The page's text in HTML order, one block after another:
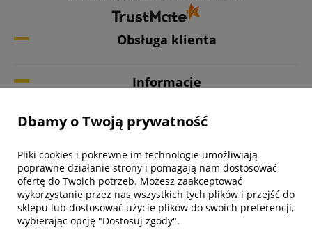
Obsługa klienta
Informacje
Twoje konto
Biuro obsługi klienta
Dbamy o Twoją prywatność
Pliki cookies i pokrewne im technologie umożliwiają
poprawne działanie strony i pomagają nam dostosować
ofertę do Twoich potrzeb. Możesz zaakceptować
wykorzystanie przez nas wszystkich tych plików i przejść do
sklepu lub dostosować użycie plików do swoich preferencji,
wybierając opcję "Dostosuj zgody".